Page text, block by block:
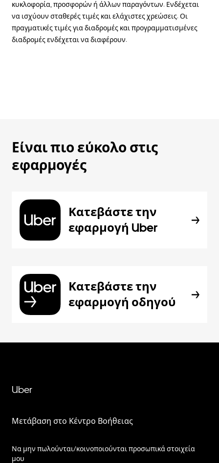
κυκλοφορία, προσφορών ή άλλων παραγόντων. Ενδέχεται
να ισχύουν σταθερές τιμές και ελάχιστες χρεώσεις. Οι
πραγματικές τιμές για διαδρομές και προγραμματισμένες
διαδρομές ενδέχεται να διαφέρουν.
Είναι πιο εύκολο στις
εφαρμογές
Κατεβάστε την
εφαρμογή Uber
Κατεβάστε την
εφαρμογή οδηγού
Uber
Μετάβαση στο Κέντρο Βοήθειας
Να μην πωλούνται/κοινοποιούνται προσωπικά στοιχεία
μου